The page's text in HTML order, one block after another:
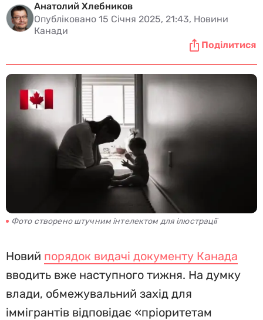
Анатолий Хлебников
Опубліковано 15 Січня 2025, 21:43, Новини
Канади
Поділитися
Фото створено штучним інтелектом для ілюстрації
Новий порядок видачі документу Канада
вводить вже наступного тижня. На думку
влади, обмежувальний захід для
іммігрантів відповідає «пріоритетам